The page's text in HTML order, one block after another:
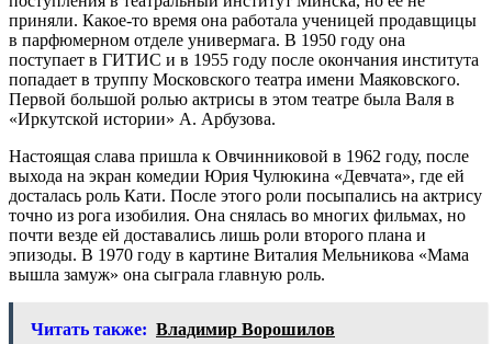
приняли. Какое-то время она работала ученицей продавщицы
в парфюмерном отделе универмага. В 1950 году она
поступает в ГИТИС и в 1955 году после окончания института
попадает в труппу Московского театра имени Маяковского.
Первой большой ролью актрисы в этом театре была Валя в
«Иркутской истории» А. Арбузова.
Настоящая слава пришла к Овчинниковой в 1962 году, после
выхода на экран комедии Юрия Чулюкина «Девчата», где ей
досталась роль Кати. После этого роли посыпались на актрису
точно из рога изобилия. Она снялась во многих фильмах, но
почти везде ей доставались лишь роли второго плана и
эпизоды. В 1970 году в картине Виталия Мельникова «Мама
вышла замуж» она сыграла главную роль.
Читать также: Владимир Ворошилов